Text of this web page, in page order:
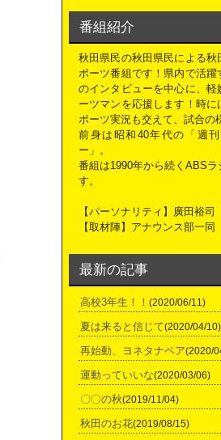
番組紹介
秋田県民の秋田県民による秋
ポーツ番組です！県内で活躍
のインタビューを中心に、軽
ーツマンを応援します！時に
ポーツ実況も交えて、試合の
前身は昭和40年代の「週
ー」。
番組は1990年から続くABS
す。
【パーソナリティ】廣田裕司
【取材陣】アナウンス部一同
最新の記事
高校3年生！！ (2020/06/11)
夏は来ると信じて(2020/04/10)
再始動、ヨネタナペア(2020/
運動っていいな(2020/03/06)
〇〇の秋(2019/11/04)
秋田のお花(2019/08/15)